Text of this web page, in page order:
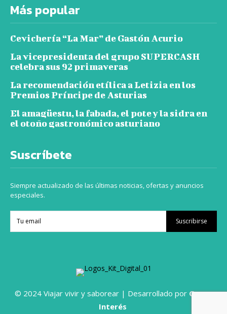
Más popular
Cevichería “La Mar” de Gastón Acurio
La vicepresidenta del grupo SUPERCASH
celebra sus 92 primaveras
La recomendación etílica a Letizia en los
Premios Príncipe de Asturias
El amagüestu, la fabada, el pote y la sidra en
el otoño gastronómico asturiano
Suscríbete
Siempre actualizado de las últimas noticias, ofertas y anuncios
especiales.
Suscribirse
© 2024 Viajar vivir y saborear | Desarrollado por Grupo
Interés